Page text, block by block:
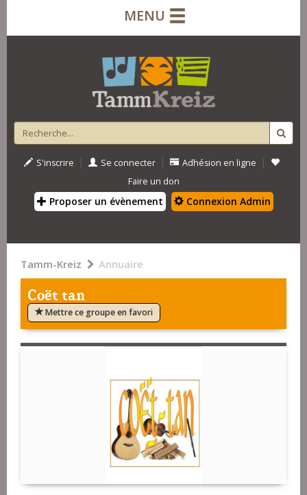
MENU
S'inscrire | Se connecter | Adhésion en ligne |
Faire un don
Proposer un évènement Connexion Admin
Tamm-Kreiz Annuaire
Coët tan
Mettre ce groupe en favori